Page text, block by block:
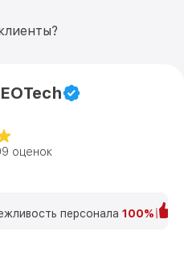
оценок
персонала 100%